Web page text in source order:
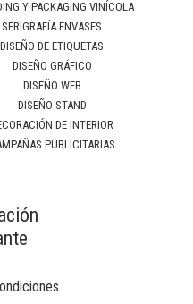
Y PACKAGING VINÍCOLA
SERIGRAFÍA ENVASES
DISEÑO DE ETIQUETAS
DISEÑO GRÁFICO
DISEÑO WEB
DISEÑO STAND
DE INTERIOR
PUBLICITARIAS